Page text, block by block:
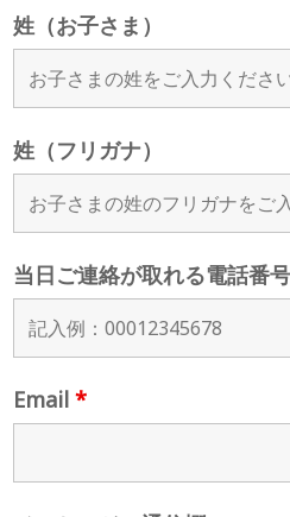
姓（お子さま）
姓（フリガナ）
当日ご連絡が取れる電話番号
Email *